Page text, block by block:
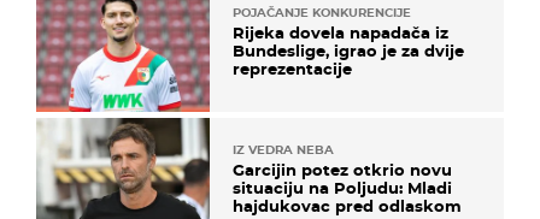
POJAČANJE KONKURENCIJE
Rijeka dovela napadača iz
Bundeslige, igrao je za dvije
reprezentacije
IZ VEDRA NEBA
Garcijin potez otkrio novu
situaciju na Poljudu: Mladi
hajdukovac pred odlaskom